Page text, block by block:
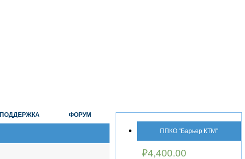
ПОДДЕРЖКА ФОРУМ
ППКО “Барьер КТМ″
₽4,400.00